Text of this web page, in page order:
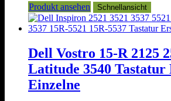
Produkt ansehen Schnellansicht
Dell Vostro 15-R 2125
Latitude 3540 Tastatur
Einzelne